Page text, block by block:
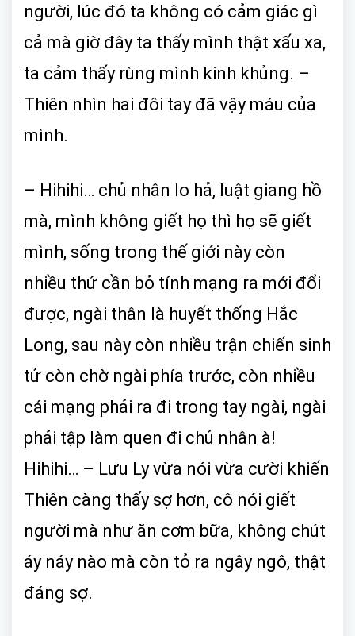
người, lúc đó ta không có cảm giác gì
cả mà giờ đây ta thấy mình thật xấu xa,
ta cảm thấy rùng mình kinh khủng. –
Thiên nhìn hai đôi tay đã vậy máu của
mình.
– Hihihi… chủ nhân lo hả, luật giang hồ
mà, mình không giết họ thì họ sẽ giết
mình, sống trong thế giới này còn
nhiều thứ cần bỏ tính mạng ra mới đổi
được, ngài thân là huyết thống Hắc
Long, sau này còn nhiều trận chiến sinh
tử còn chờ ngài phía trước, còn nhiều
cái mạng phải ra đi trong tay ngài, ngài
phải tập làm quen đi chủ nhân à!
Hihihi… – Lưu Ly vừa nói vừa cười khiến
Thiên càng thấy sợ hơn, cô nói giết
người mà như ăn cơm bữa, không chút
áy náy nào mà còn tỏ ra ngây ngô, thật
đáng sợ.